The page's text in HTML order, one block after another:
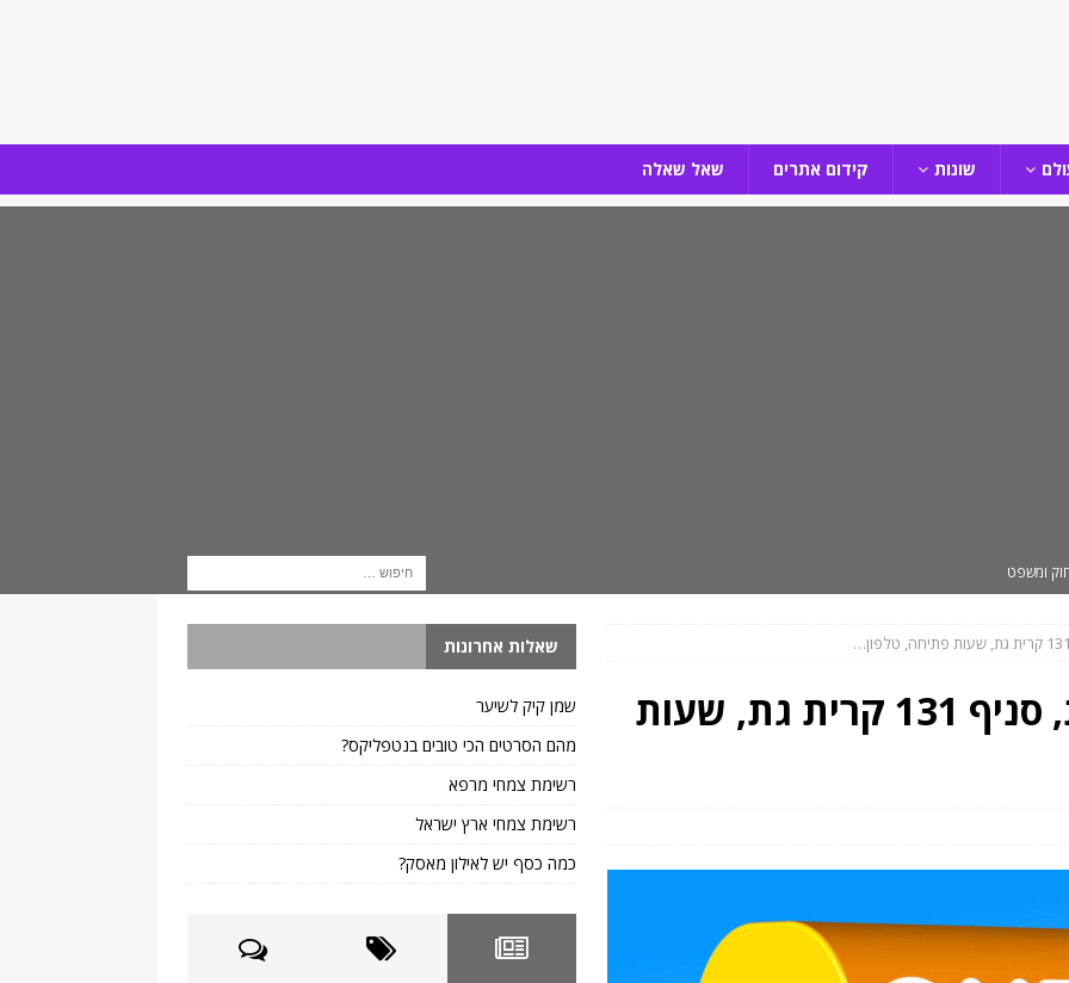
שונות קידום אתרים שאל שאלה
ומשפט
ומשקלים
שפות
וגם איך כותבים מספר ח.פ
שפות
בנק דיסקונט קרית גת, סניף 131 קרית גת, שעות
שאלות אחרונות
שמן קיק לשיער
מהם הסרטים הכי טובים בנטפליקס?
רשימת צמחי מרפא
רשימת צמחי ארץ ישראל
כמה כסף יש לאילון מאסק?